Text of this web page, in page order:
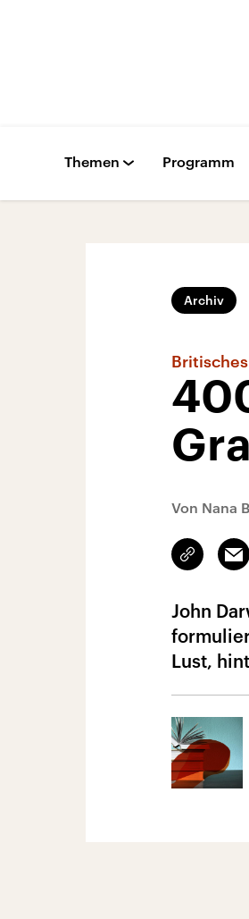
Themen Programm
Archiv
Von Nana
Link
kopieren/
Email
John
Lust,